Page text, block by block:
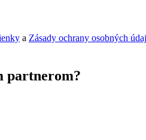
a Zásady ochrany osobných
partnerom?